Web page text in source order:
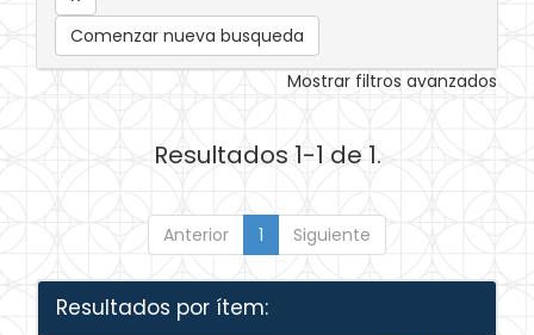
Comenzar nueva busqueda
Mostrar filtros avanzados
Resultados 1-1 de 1.
Anterior 1 Siguiente
Resultados por ítem: